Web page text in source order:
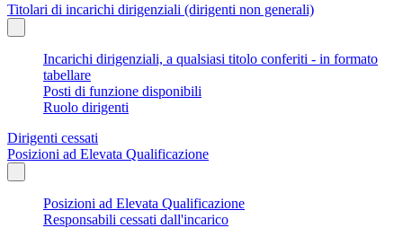
Titolari di incarichi dirigenziali (dirigenti non generali)
Incarichi dirigenziali, a qualsiasi titolo conferiti - in formato
tabellare
Posti di funzione disponibili
Ruolo dirigenti
Dirigenti cessati
Posizioni ad Elevata Qualificazione
Posizioni ad Elevata Qualificazione
Responsabili cessati dall'incarico